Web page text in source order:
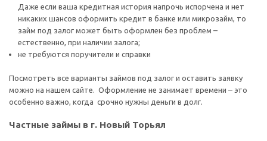
Даже если ваша кредитная история напрочь испорчена и нет
никаких шансов оформить кредит в банке или микрозайм, то
займ под залог может быть оформлен без проблем –
естественно, при наличии залога;
не требуются поручители и справки
Посмотреть все варианты займов под залог и оставить заявку
можно на нашем сайте. Оформление не занимает времени – это
особенно важно, когда срочно нужны деньги в долг.
Частные займы в г. Новый Торьял